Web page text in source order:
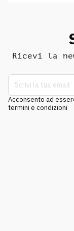
Ricevi la
Acconsento ad
termini e condizioni